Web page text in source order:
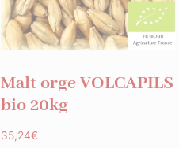
Malt orge VOLCAPILS
bio 20kg
35,24€